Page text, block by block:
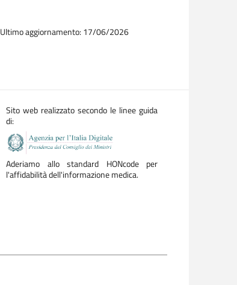
Ultimo aggiornamento: 17/06/2026
Sito web realizzato secondo le linee guida
di:
Aderiamo allo standard HONcode per
l'affidabilità dell'informazione medica.